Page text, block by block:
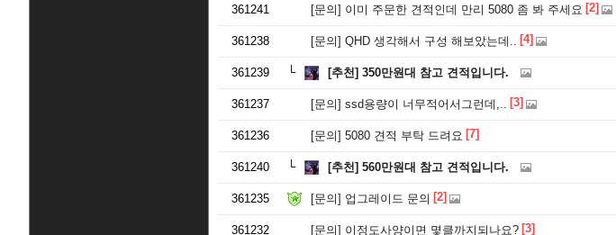
361241 [문의] 이미 주문한 견적인데 만리 5080 좀 봐 주세요 [2]
361238 [문의] QHD 생각해서 구성 해보았는데.. [4]
361239 [추천] 350만원대 참고 견적입니다.
361237 [문의] ssd용량이 너무적어서그런데,.. [3]
361236 [문의] 5080 견적 부탁 드려요 [7]
361240 [추천] 560만원대 참고 견적입니다.
361235 [문의] 업그레이드 문의 [2]
361232 [문의] 이정도사양이면 몇클까지되나요? [3]